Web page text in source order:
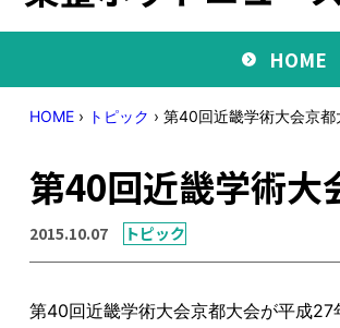
HOME
HOME › トピック › 第40回近畿学術大会京都
第40回近畿学術大
2015.10.07 トピック
第40回近畿学術大会京都大会が平成